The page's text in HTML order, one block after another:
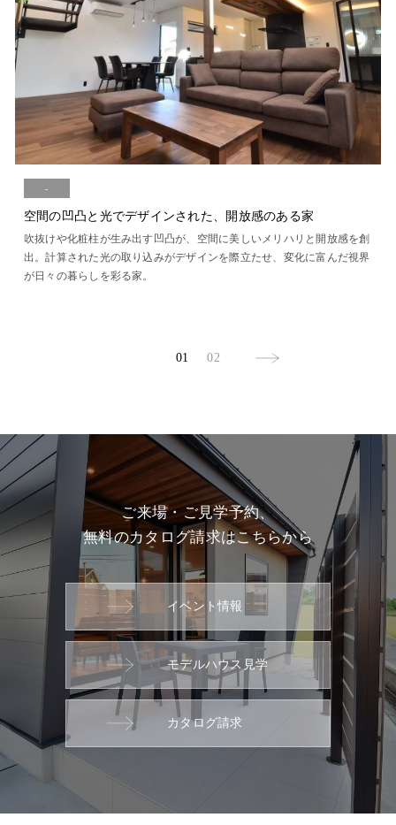
-
空間の凹凸と光でデザインされた、開放感のある家
吹抜けや化粧柱が生み出す凹凸が、空間に美しいメリハリと開放感を創
出。計算された光の取り込みがデザインを際立たせ、変化に富んだ視界
が日々の暮らしを彩る家。
01 02
ご来場・ご見学予約、
無料のカタログ請求はこちらから
イベント情報
モデルハウス見学
カタログ請求